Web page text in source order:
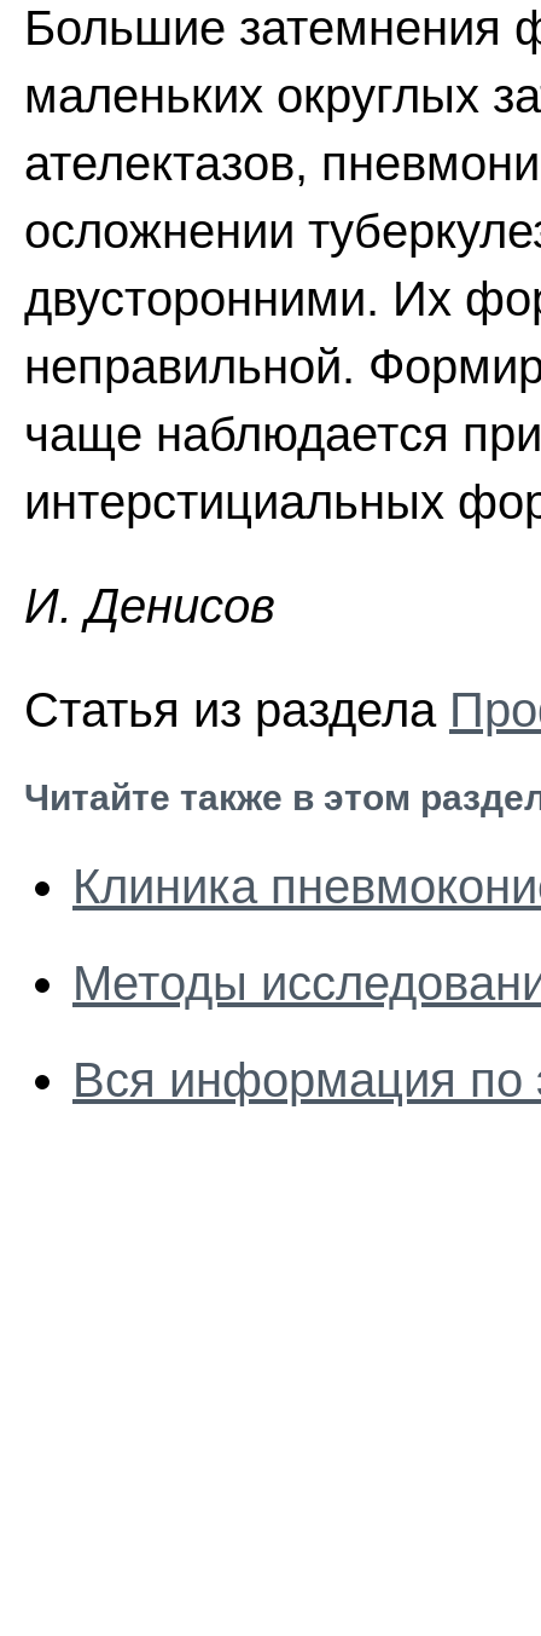
Большие затемнения
маленьких округлых
ателектазов,
осложнении
двусторонними. Их
неправильной.
чаще наблюдается
интерстициальных
И. Дeниcoв
Статья из раздела
Читайте также в этом
Клиника
Методы
Вся информация по